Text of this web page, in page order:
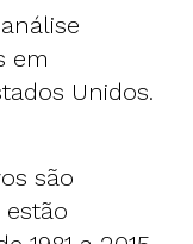
em
Unidos.
são
estão